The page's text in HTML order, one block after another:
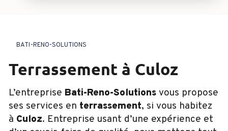
BATI-RENO-SOLUTIONS
terrassement à Culoz
L’entreprise Bati-Reno-Solutions vous propose
ses services en terrassement, si vous habitez
à Culoz. Entreprise usant d’une expérience et